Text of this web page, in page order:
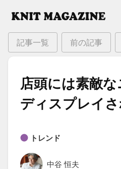
記事一覧 前の記事
店頭には​素敵
ディスプレイ
トレンド
中谷 恒夫